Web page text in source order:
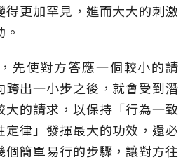
更加罕見，進而大大的刺激
先使對方答應一個較小的請
跨出一小步之後，就會受到潛
大的請求，以保持「行為一致
定律」發揮最大的功效，還必
個簡單易行的步驟，讓對方往